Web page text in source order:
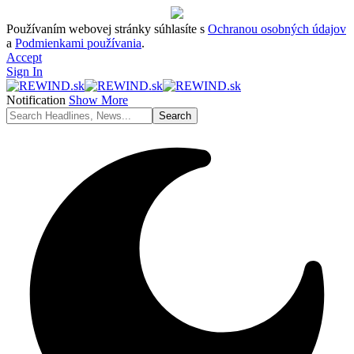
Používaním webovej stránky súhlasíte s Ochranou osobných údajov
a Podmienkami používania.
Accept
Sign In
Notification Show More